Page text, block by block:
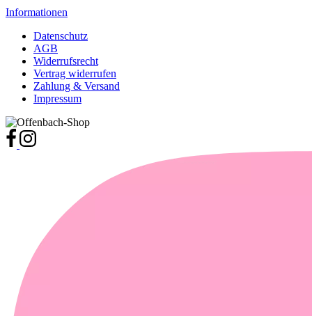
Informationen
Datenschutz
AGB
Widerrufsrecht
Vertrag widerrufen
Zahlung & Versand
Impressum